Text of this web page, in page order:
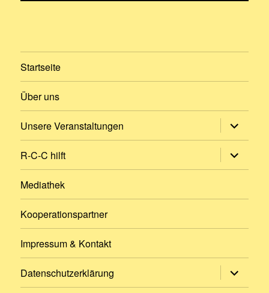
Startseite
Über uns
Unsere Veranstaltungen
öffnen
R-C-C hilft
öffnen
Mediathek
Kooperationspartner
Impressum & Kontakt
Datenschutzerklärung öffnen